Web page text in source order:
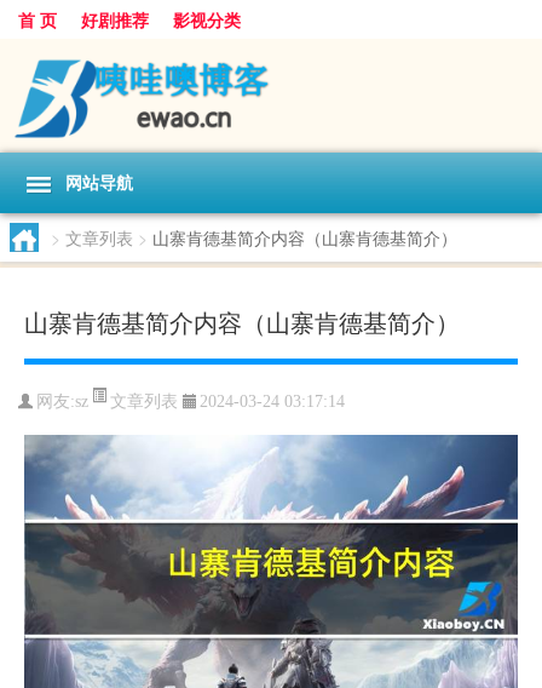
首 页 好剧推荐 影视分类
网站导航
> 文章列表 > 山寨肯德基简介内容（山寨肯德基简介）
山寨肯德基简介内容（山寨肯德基简介）
网友:sz 文章列表 2024-03-24 03:17:14